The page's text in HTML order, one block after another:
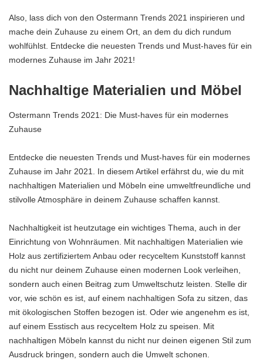
Also, lass dich von den Ostermann Trends 2021 inspirieren und
mache dein Zuhause zu einem Ort, an dem du dich rundum
wohlfühlst. Entdecke die neuesten Trends und Must-haves für ein
modernes Zuhause im Jahr 2021!
Nachhaltige Materialien und Möbel
Ostermann Trends 2021: Die Must-haves für ein modernes
Zuhause
Entdecke die neuesten Trends und Must-haves für ein modernes
Zuhause im Jahr 2021. In diesem Artikel erfährst du, wie du mit
nachhaltigen Materialien und Möbeln eine umweltfreundliche und
stilvolle Atmosphäre in deinem Zuhause schaffen kannst.
Nachhaltigkeit ist heutzutage ein wichtiges Thema, auch in der
Einrichtung von Wohnräumen. Mit nachhaltigen Materialien wie
Holz aus zertifiziertem Anbau oder recyceltem Kunststoff kannst
du nicht nur deinem Zuhause einen modernen Look verleihen,
sondern auch einen Beitrag zum Umweltschutz leisten. Stelle dir
vor, wie schön es ist, auf einem nachhaltigen Sofa zu sitzen, das
mit ökologischen Stoffen bezogen ist. Oder wie angenehm es ist,
auf einem Esstisch aus recyceltem Holz zu speisen. Mit
nachhaltigen Möbeln kannst du nicht nur deinen eigenen Stil zum
Ausdruck bringen, sondern auch die Umwelt schonen.